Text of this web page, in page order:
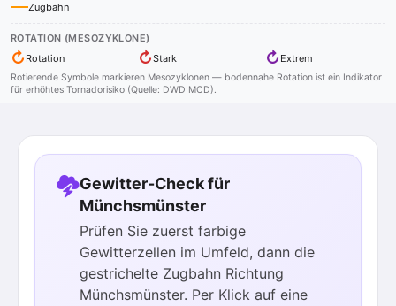
Zugbahn
ROTATION (MESOZYKLONE)
↻ Rotation ↻Stark ↻ Extrem
Rotierende Symbole markieren Mesozyklonen — bodennahe Rotation ist ein Indikator
für erhöhtes Tornadorisiko (Quelle: DWD MCD).
Gewitter-Check für
Münchsmünster
Prüfen Sie zuerst farbige
Gewitterzellen im Umfeld, dann die
gestrichelte Zugbahn Richtung
Münchsmünster. Per Klick auf eine